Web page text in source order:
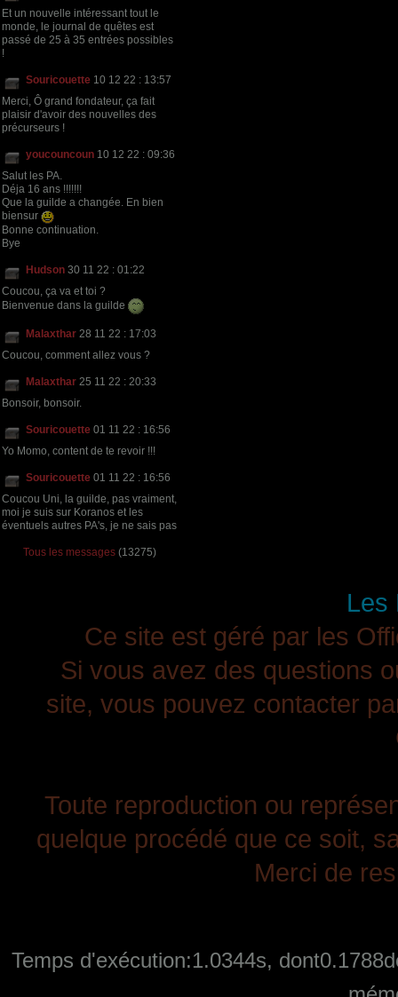
Et un nouvelle intéressant tout le
monde, le journal de quêtes est
passé de 25 à 35 entrées possibles
!
Souricouette 10 12 22 : 13:57
Merci, Ô grand fondateur, ça fait
plaisir d'avoir des nouvelles des
précurseurs !
youcouncoun 10 12 22 : 09:36
Salut les PA.
Déja 16 ans !!!!!!!
Que la guilde a changée. En bien
biensur
Bonne continuation.
Bye
Hudson 30 11 22 : 01:22
Coucou, ça va et toi ?
Bienvenue dans la guilde
Malaxthar 28 11 22 : 17:03
Coucou, comment allez vous ?
Malaxthar 25 11 22 : 20:33
Bonsoir, bonsoir.
Souricouette 01 11 22 : 16:56
Yo Momo, content de te revoir !!!
Souricouette 01 11 22 : 16:56
Coucou Uni, la guilde, pas vraiment,
moi je suis sur Koranos et les
éventuels autres PA's, je ne sais pas
Tous les messages (13275)
Les
Ce site est géré par les
Si vous avez des questions
site, vous pouvez contacter
Toute reproduction ou
quelque procédé que ce soit,
Merci de
Temps d'exécution:1.0344s,